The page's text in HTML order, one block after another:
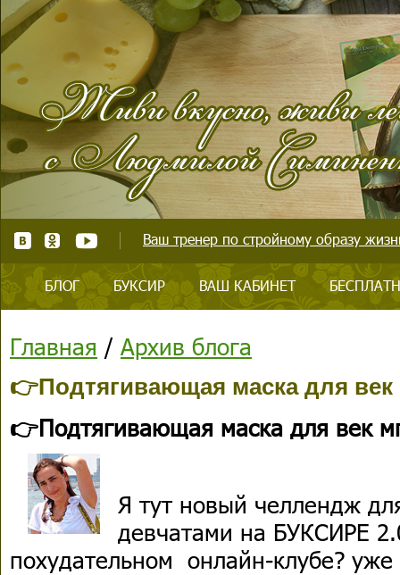
Ваш тренер по стройному образу
БЛОГ БУКСИР ВАШ КАБИНЕТ
Главная / Архив блога
👉Подтягивающая маска для век
👉Подтягивающая маска для век
Я тут новый челлендж
девчатами на БУКСИРЕ
похудательном онлайн-клубе?